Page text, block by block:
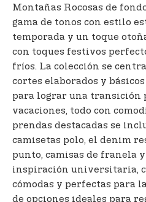
Montañas Rocosas de
gama de tonos con estilo
temporada y un toque
con toques festivos
fríos. La colección se
cortes elaborados y
para lograr una transición
vacaciones, todo con
prendas destacadas se
camisetas polo, el denim
punto, camisas de franela
inspiración universitaria,
cómodas y perfectas para
de opciones ideales para